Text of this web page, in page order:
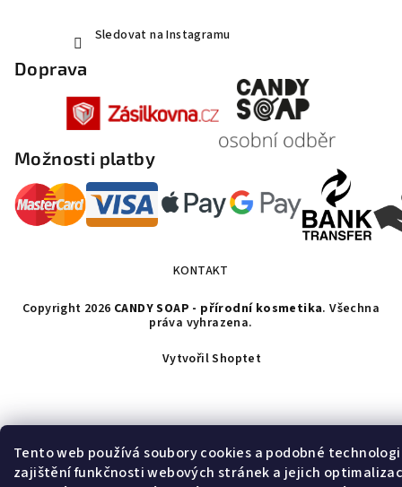
Tento web používá soubory cookies a podobné
zajištění funkčnosti webových stránek a jejich
Sledovat na Instagramu
Doprava
Možnosti platby
KONTAKT
Copyright 2026 CANDY SOAP - přírodní kosmetika. Všechna
práva vyhrazena.
Vytvořil Shoptet